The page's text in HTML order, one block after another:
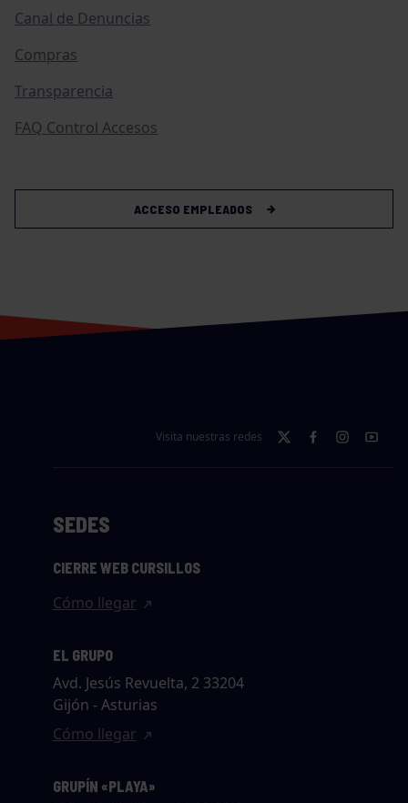
Canal de Denuncias
Compras
Transparencia
FAQ Control Accesos
ACCESO EMPLEADOS
Visita nuestras redes
SEDES
CIERRE WEB CURSILLOS
Cómo llegar
EL GRUPO
Avd. Jesús Revuelta, 2 33204
Gijón - Asturias
Cómo llegar
GRUPÍN «PLAYA»